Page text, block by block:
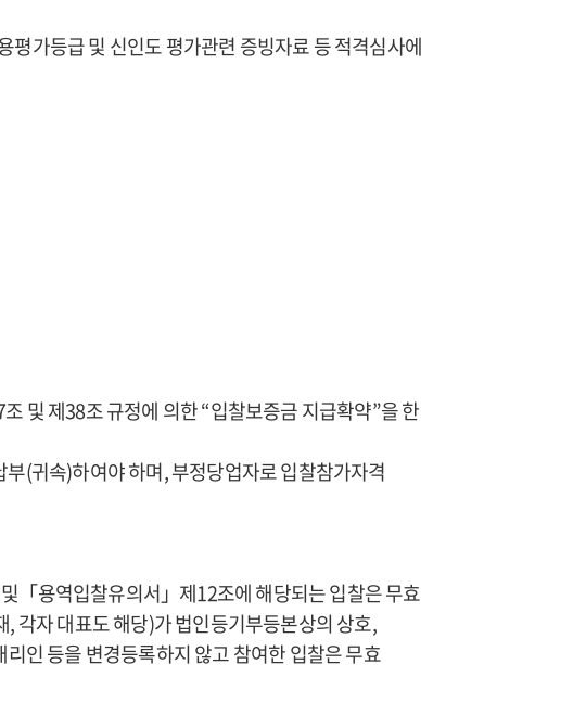
가등급 및 신인도 평가관련 증빙자료 등 적격심사에
및 제38조 규정에 의한 “입찰보증금 지급확약”을 한
(귀속)하여야 하며, 부정당업자로 입찰참가자격
「용역입찰유의서」제12조에 해당되는 입찰은 무효
각자 대표도 해당)가 법인등기부등본상의 상호,
인 등을 변경등록하지 않고 참여한 입찰은 무효